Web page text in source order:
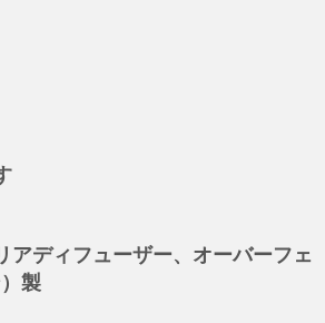
アディフューザー、オーバーフェ
製